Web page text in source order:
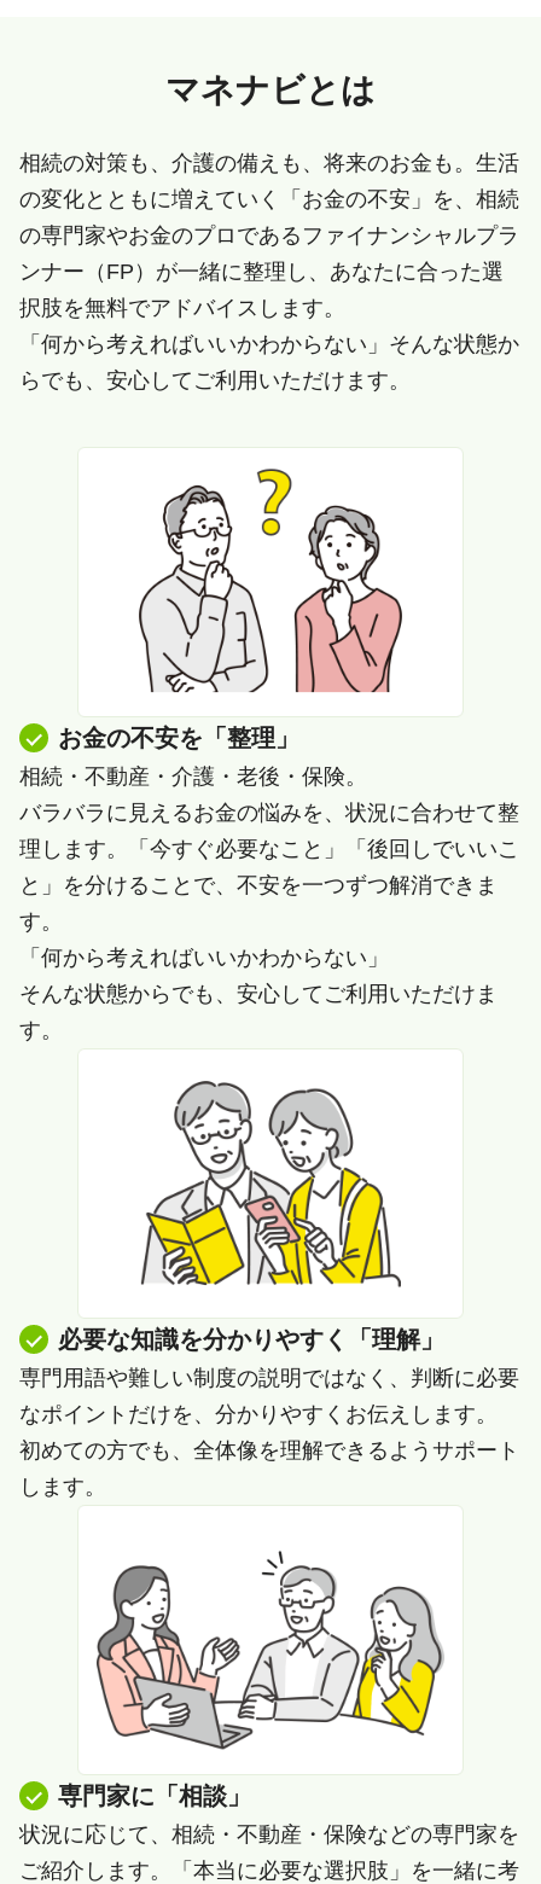
マネナビとは
相続の対策も、介護の備えも、将来のお金も。生活
の変化とともに増えていく「お金の不安」を、相続
の専門家やお金のプロであるファイナンシャルプラ
ンナー（FP）が一緒に整理し、あなたに合った選
択肢を無料でアドバイスします。
「何から考えればいいかわからない」そんな状態か
らでも、安心してご利用いただけます。
お金の不安を「整理」
相続・不動産・介護・老後・保険。
バラバラに見えるお金の悩みを、状況に合わせて整
理します。「今すぐ必要なこと」「後回しでいいこ
と」を分けることで、不安を一つずつ解消できま
す。
「何から考えればいいかわからない」
そんな状態からでも、安心してご利用いただけま
す。
必要な知識を分かりやすく「理解」
専門用語や難しい制度の説明ではなく、判断に必要
なポイントだけを、分かりやすくお伝えします。
初めての方でも、全体像を理解できるようサポート
します。
専門家に「相談」
状況に応じて、相続・不動産・保険などの専門家を
ご紹介します。「本当に必要な選択肢」を一緒に考